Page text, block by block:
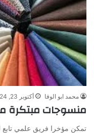
محمد ابو الوفا أكتوبر 23, 2024
منسوجات مبتكرة من 3 طبقات لتحسين
تمكن مؤخرا فريق علمي